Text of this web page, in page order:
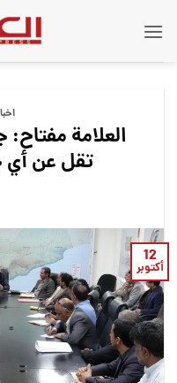
العلامة
تقل عن أي
12
أكتوبر